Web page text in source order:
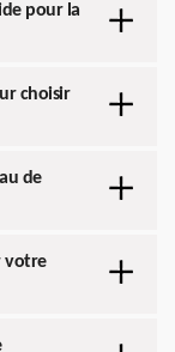
pour la
choisir
de
votre